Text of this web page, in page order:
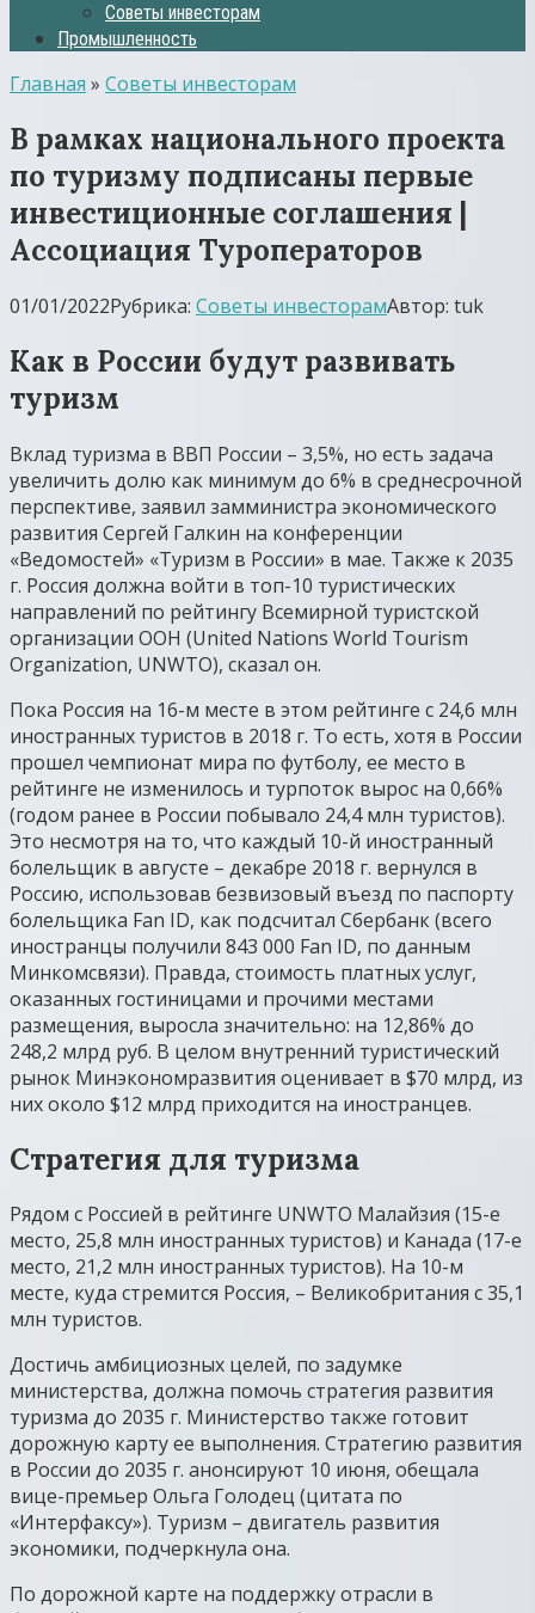
Советы инвесторам
Промышленность
Главная » Советы инвесторам
В рамках национального проекта
по туризму подписаны первые
инвестиционные соглашения |
Ассоциация Туроператоров
01/01/2022Рубрика: Советы инвесторамАвтор: tuk
Как в России будут развивать
туризм
Вклад туризма в ВВП России – 3,5%, но есть задача
увеличить долю как минимум до 6% в среднесрочной
перспективе, заявил замминистра экономического
развития Сергей Галкин на конференции
«Ведомостей» «Туризм в России» в мае. Также к 2035
г. Россия должна войти в топ-10 туристических
направлений по рейтингу Всемирной туристской
организации ООН (United Nations World Tourism
Organization, UNWTO), сказал он.
Пока Россия на 16-м месте в этом рейтинге с 24,6 млн
иностранных туристов в 2018 г. То есть, хотя в России
прошел чемпионат мира по футболу, ее место в
рейтинге не изменилось и турпоток вырос на 0,66%
(годом ранее в России побывало 24,4 млн туристов).
Это несмотря на то, что каждый 10-й иностранный
болельщик в августе – декабре 2018 г. вернулся в
Россию, использовав безвизовый въезд по паспорту
болельщика Fan ID, как подсчитал Сбербанк (всего
иностранцы получили 843 000 Fan ID, по данным
Минкомсвязи). Правда, стоимость платных услуг,
оказанных гостиницами и прочими местами
размещения, выросла значительно: на 12,86% до
248,2 млрд руб. В целом внутренний туристический
рынок Минэкономразвития оценивает в $70 млрд, из
них около $12 млрд приходится на иностранцев.
Стратегия для туризма
Рядом с Россией в рейтинге UNWTO Малайзия (15-е
место, 25,8 млн иностранных туристов) и Канада (17-е
место, 21,2 млн иностранных туристов). На 10-м
месте, куда стремится Россия, – Великобритания с 35,1
млн туристов.
Достичь амбициозных целей, по задумке
министерства, должна помочь стратегия развития
туризма до 2035 г. Министерство также готовит
дорожную карту ее выполнения. Стратегию развития
в России до 2035 г. анонсируют 10 июня, обещала
вице-премьер Ольга Голодец (цитата по
«Интерфаксу»). Туризм – двигатель развития
экономики, подчеркнула она.
По дорожной карте на поддержку отрасли в